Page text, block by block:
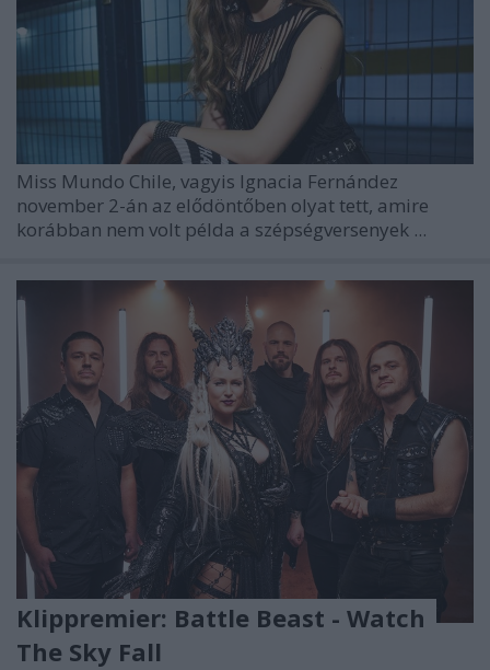
Miss Mundo Chile, vagyis Ignacia Fernández
november 2-án az elődöntőben olyat tett, amire
korábban nem volt példa a szépségversenyek ...
Klippremier: Battle Beast - Watch
The Sky Fall